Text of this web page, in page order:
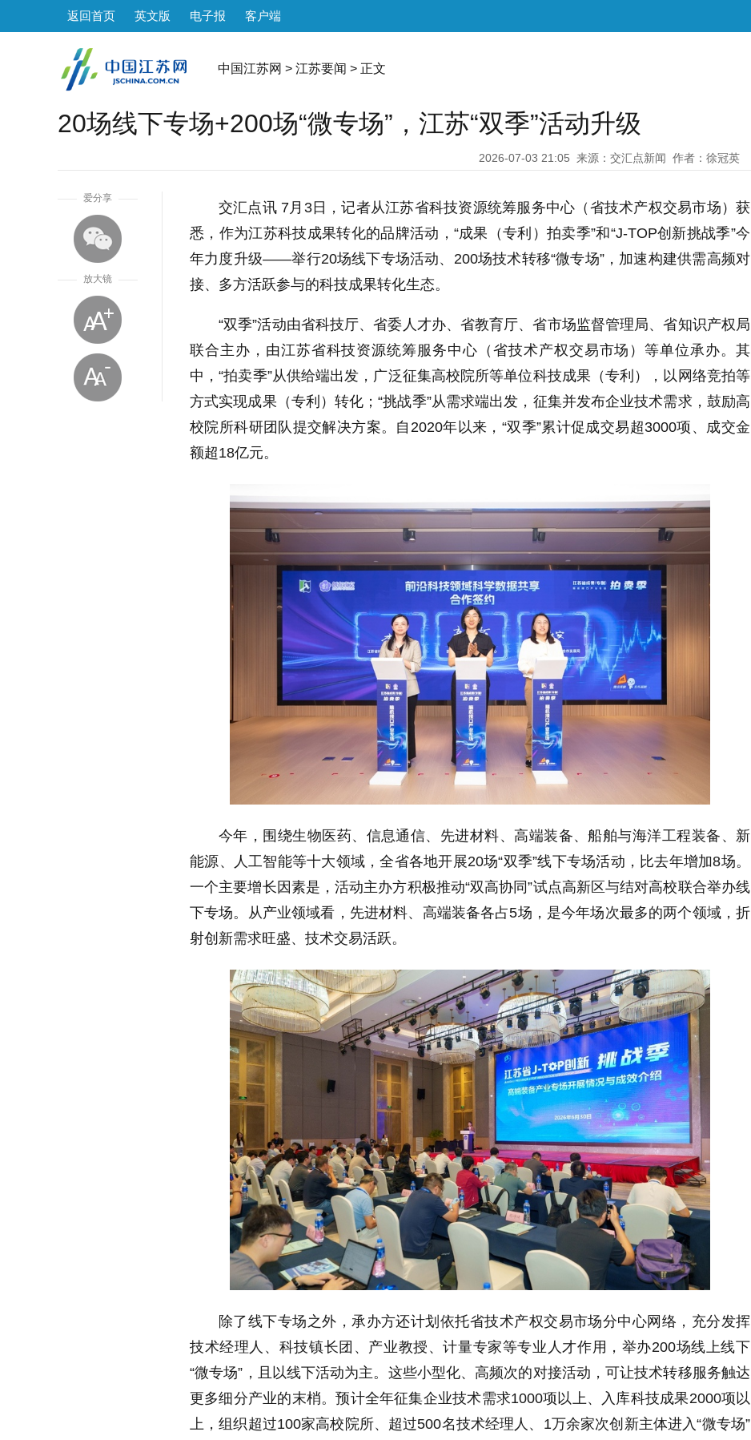
返回首页 英文版 电子报 客户端
中国江苏网 > 江苏要闻 > 正文
20场线下专场+200场“微专场”，江苏“双季”活动升级
2026-07-03 21:05 来源：交汇点新闻 作者：徐冠英
爱分享
放大镜
交汇点讯 7月3日，记者从江苏省科技资源统筹服务中心（省技术产权交易市场）获
悉，作为江苏科技成果转化的品牌活动，“成果（专利）拍卖季”和“J-TOP创新挑战季”今
年力度升级——举行20场线下专场活动、200场技术转移“微专场”，加速构建供需高频对
接、多方活跃参与的科技成果转化生态。
“双季”活动由省科技厅、省委人才办、省教育厅、省市场监督管理局、省知识产权局
联合主办，由江苏省科技资源统筹服务中心（省技术产权交易市场）等单位承办。其
中，“拍卖季”从供给端出发，广泛征集高校院所等单位科技成果（专利），以网络竞拍等
方式实现成果（专利）转化；“挑战季”从需求端出发，征集并发布企业技术需求，鼓励高
校院所科研团队提交解决方案。自2020年以来，“双季”累计促成交易超3000项、成交金
额超18亿元。
今年，围绕生物医药、信息通信、先进材料、高端装备、船舶与海洋工程装备、新
能源、人工智能等十大领域，全省各地开展20场“双季”线下专场活动，比去年增加8场。
一个主要增长因素是，活动主办方积极推动“双高协同”试点高新区与结对高校联合举办线
下专场。从产业领域看，先进材料、高端装备各占5场，是今年场次最多的两个领域，折
射创新需求旺盛、技术交易活跃。
除了线下专场之外，承办方还计划依托省技术产权交易市场分中心网络，充分发挥
技术经理人、科技镇长团、产业教授、计量专家等专业人才作用，举办200场线上线下
“微专场”，且以线下活动为主。这些小型化、高频次的对接活动，可让技术转移服务触达
更多细分产业的末梢。预计全年征集企业技术需求1000项以上、入库科技成果2000项以
上，组织超过100家高校院所、超过500名技术经理人、1万余家次创新主体进入“微专场”